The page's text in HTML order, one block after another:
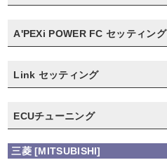
A'PEXi POWER FC セッティング
Link セッティング
ECUチューニング
三菱 [MITSUBISHI]